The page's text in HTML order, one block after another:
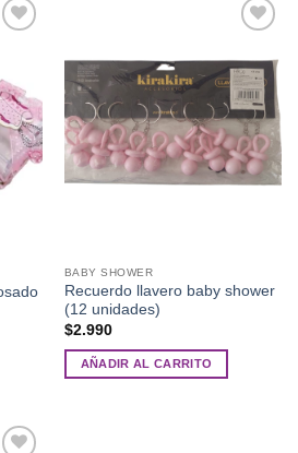
de
a la
lista de
deseos
BABY SHOWER
Recuerdo llavero baby shower
(12 unidades)
$2.990
AÑADIR AL CARRITO